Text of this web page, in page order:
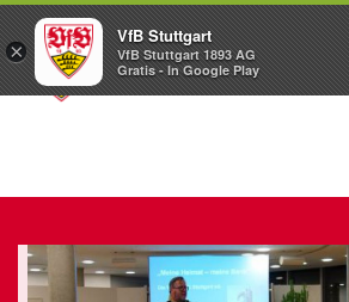
×
VfB Stuttgart
VfB Stuttgart 1893 AG
Gratis - In Google Play